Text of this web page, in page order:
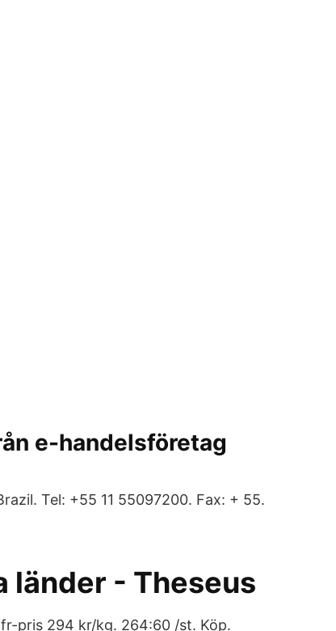
e-handelsföretag
Tel: +55 11 55097200. Fax: + 55.
länder - Theseus
pris 294 kr/kg. 264:60 /st. Köp.